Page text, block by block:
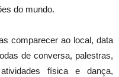
do mundo.
comparecer ao local, data
de conversa, palestras,
física e dança,